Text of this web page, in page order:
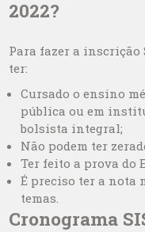
2022?
Para fazer a inscrição
ter:
Cursado o ensino
pública ou em
bolsista integral;
Não podem ter
Ter feito a prova do
É preciso ter a nota
temas.
Cronograma